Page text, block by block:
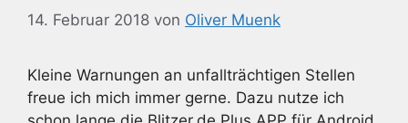
14. Februar 2018 von Oliver Muenk
Kleine Warnungen an unfallträchtigen Stellen
freue ich mich immer gerne. Dazu nutze ich